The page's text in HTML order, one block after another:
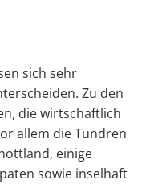
sich sehr
Zu den
die wirtschaftlich
allem die Tundren
einige
sowie inselhaft